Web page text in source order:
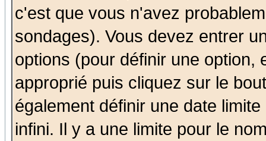
c'est que vous n'avez
sondages). Vous devez entrer
options (pour définir une option,
approprié puis cliquez sur le
également définir une date
infini. Il y a une limite pour le